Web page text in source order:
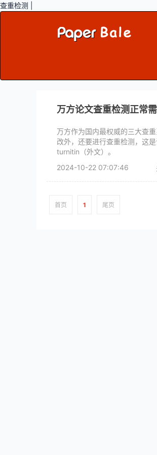
查重检测 |
万方论文查重检测正常
万方作为国内最权威的三大查
改外，还要进行查重检测，这
turnitin（外文）。
2024-10-22 07:07:46
首页 1 尾页